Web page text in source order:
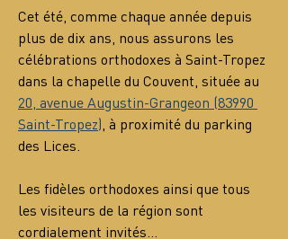
Cet été, comme chaque année depuis
plus de dix ans, nous assurons les
célébrations orthodoxes à Saint-Tropez
dans la chapelle du Couvent, située au
20, avenue Augustin-Grangeon (83990
Saint-Tropez), à proximité du parking
des Lices.
Les fidèles orthodoxes ainsi que tous
les visiteurs de la région sont
cordialement invités…